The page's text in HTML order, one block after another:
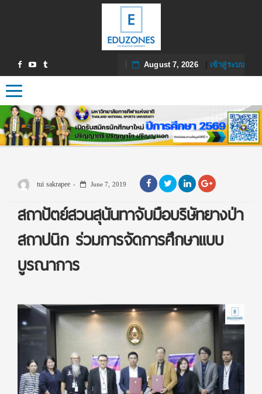
August 7, 2026| เข้าสู่ระบบ
Toggle navigation
tui sakrapee June 7, 2019
สถาปัตย์สวนสุนันทาจับมือบริษัทยางป่า
สถาปนิก ร่วมการจัดการศึกษาแบบ
บูรณาการ